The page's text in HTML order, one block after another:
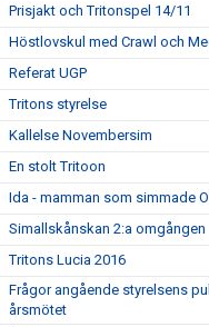
Prisjakt och Tritonspel 14/11
Höstlovskul med Crawl och
Referat UGP
Tritons styrelse
Kallelse Novembersim
En stolt Tritoon
Ida - mamman som simmade
Simallskånskan 2:a omgången
Tritons Lucia 2016
Frågor angående styrelsens
årsmötet